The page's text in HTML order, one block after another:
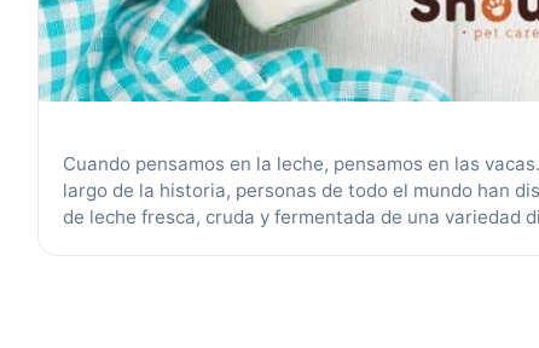
Cuando pensamos en la leche, pensamos en las
largo de la historia, personas de todo el mundo han
de leche fresca, cruda y fermentada de una variedad